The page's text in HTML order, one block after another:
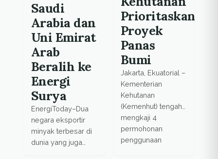
This story also
appeared in
Submitted news
Insiden itu terjadi
sekitar […]
Saudi
Arabia dan
Uni Emirat
Arab
Beralih ke
Energi
Surya
EnergiToday–Dua
negara eksportir
minyak terbesar di
dunia yang juga
Prioritaskan
Proyek
Panas
Bumi
Jakarta, Ekuatorial –
Kementerian
Kehutanan
(Kemenhut) tengah
mengkaji 4
permohonan
penggunaan